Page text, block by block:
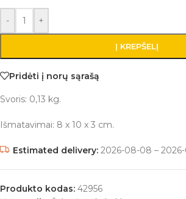
- +
Į KREPŠELĮ
Pridėti į norų sąrašą
Svoris: 0,13 kg.
Išmatavimai: 8 x 10 x 3 cm.
Estimated delivery: 2026-08-08 – 2026-
Produkto kodas: 42956